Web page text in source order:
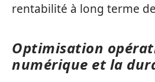
rentabilité à long terme
Optimisation
numérique et la